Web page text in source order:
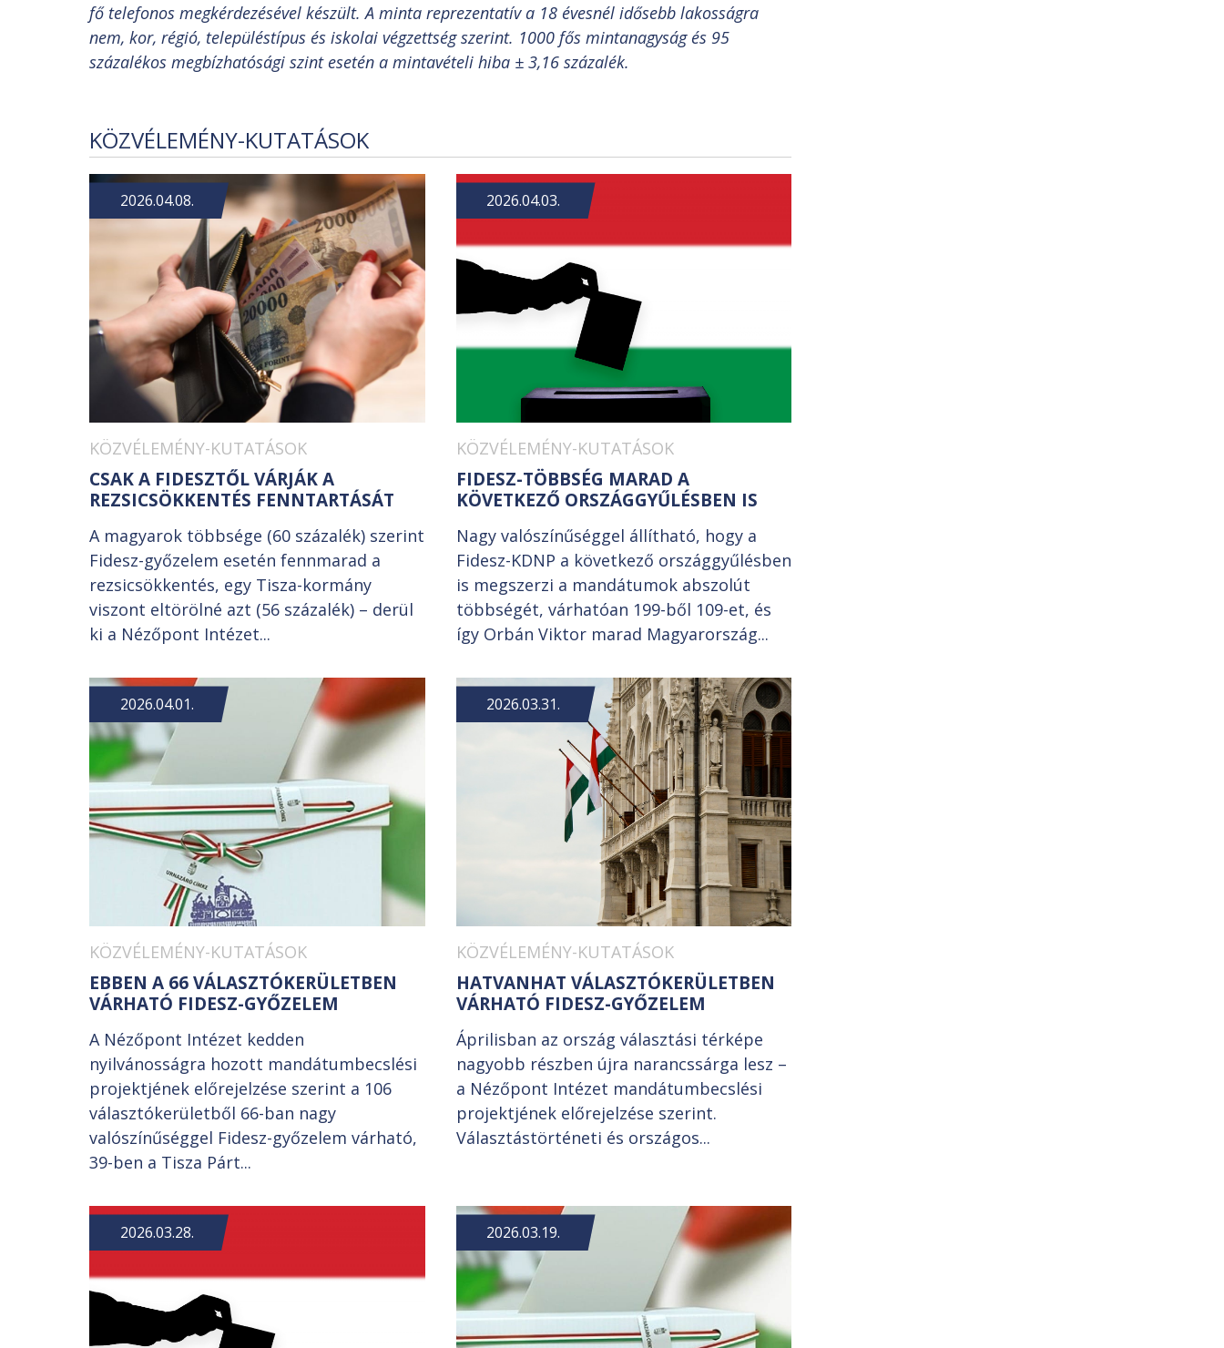
fő telefonos megkérdezésével készült. A minta reprezentatív a 18 évesnél idősebb lakosságra
nem, kor, régió, településtípus és iskolai végzettség szerint. 1000 fős mintanagyság és 95
százalékos megbízhatósági szint esetén a mintavételi hiba ± 3,16 százalék.
KÖZVÉLEMÉNY-KUTATÁSOK
2026.04.08.
KÖZVÉLEMÉNY-KUTATÁSOK
CSAK A FIDESZTŐL VÁRJÁK A
REZSICSÖKKENTÉS FENNTARTÁSÁT
A magyarok többsége (60 százalék) szerint
Fidesz-győzelem esetén fennmarad a
rezsicsökkentés, egy Tisza-kormány
viszont eltörölné azt (56 százalék) – derül
ki a Nézőpont Intézet...
2026.04.03.
KÖZVÉLEMÉNY-KUTATÁSOK
FIDESZ-TÖBBSÉG MARAD A
KÖVETKEZŐ ORSZÁGGYŰLÉSBEN IS
Nagy valószínűséggel állítható, hogy a
Fidesz-KDNP a következő országgyűlésben
is megszerzi a mandátumok abszolút
többségét, várhatóan 199-ből 109-et, és
így Orbán Viktor marad Magyarország...
2026.04.01.
KÖZVÉLEMÉNY-KUTATÁSOK
EBBEN A 66 VÁLASZTÓKERÜLETBEN
VÁRHATÓ FIDESZ-GYŐZELEM
A Nézőpont Intézet kedden
nyilvánosságra hozott mandátumbecslési
projektjének előrejelzése szerint a 106
választókerületből 66-ban nagy
valószínűséggel Fidesz-győzelem várható,
39-ben a Tisza Párt...
2026.03.31.
KÖZVÉLEMÉNY-KUTATÁSOK
HATVANHAT VÁLASZTÓKERÜLETBEN
VÁRHATÓ FIDESZ-GYŐZELEM
Áprilisban az ország választási térképe
nagyobb részben újra narancssárga lesz –
a Nézőpont Intézet mandátumbecslési
projektjének előrejelzése szerint.
Választástörténeti és országos...
2026.03.28. 2026.03.19.